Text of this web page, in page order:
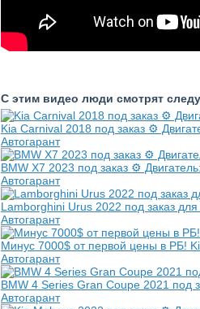
С этим видео люди смотрят
Kia Carnival 2018 под заказ ⚙️
Автогарант
BMW X7 2023 под заказ ⚙️
Автогарант
Lamborghini Urus 2022 под заказ
Автогарант
Минус 7000$ от первой цены в РБ!
Автогарант
BMW 4 Series Gran Coupe 2021 под
Автогарант